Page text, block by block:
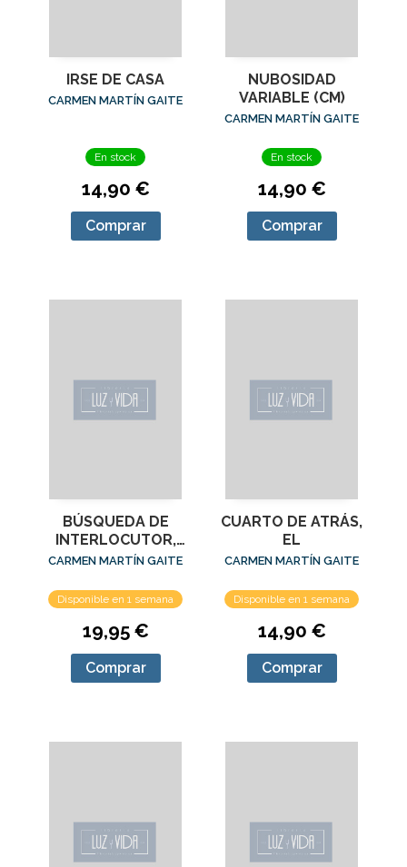
IRSE DE CASA
CARMEN MARTÍN GAITE
En stock
14,90 €
Comprar
NUBOSIDAD
VARIABLE (CM)
CARMEN MARTÍN GAITE
En stock
14,90 €
Comprar
BÚSQUEDA DE
INTERLOCUTOR,
LA
CARMEN MARTÍN GAITE
Disponible en 1 semana
19,95 €
Comprar
CUARTO DE ATRÁS,
EL
CARMEN MARTÍN GAITE
Disponible en 1 semana
14,90 €
Comprar